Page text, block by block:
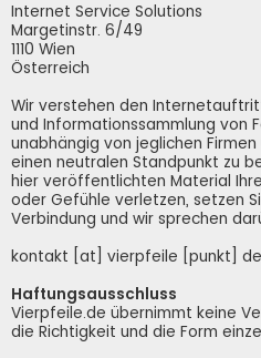
Internet Service Solutions
Margetinstr. 6/49
1110 Wien
Österreich
Wir verstehen den
und Informationssammlung von
unabhängig von jeglichen
einen neutralen Standpunkt zu
hier veröffentlichten Material
oder Gefühle verletzen, setzen
Verbindung und wir sprechen
kontakt [at] vierpfeile [punkt] de
Haftungsausschluss
Vierpfeile.de übernimmt keine
die Richtigkeit und die Form